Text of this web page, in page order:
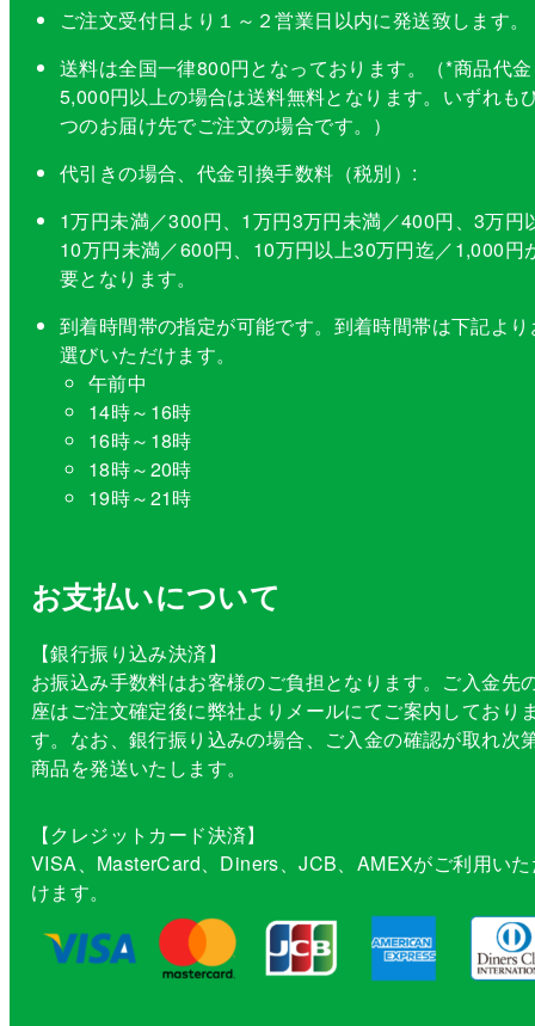
ご注文受付日より１～２営業日以内に発送致します。
送料は全国一律800円となっております。（*商品代金
5,000円以上の場合は送料無料となります。いずれも
つのお届け先でご注文の場合です。）
代引きの場合、代金引換手数料（税別）:
1万円未満／300円、1万円3万円未満／400円、3万円
10万円未満／600円、10万円以上30万円迄／1,000円
要となります。
到着時間帯の指定が可能です。到着時間帯は下記より
選びいただけます。
午前中
14時～16時
16時～18時
18時～20時
19時～21時
お支払いについて
【銀行振り込み決済】
お振込み手数料はお客様のご負担となります。ご入金先
座はご注文確定後に弊社よりメールにてご案内しており
す。なお、銀行振り込みの場合、ご入金の確認が取れ次
商品を発送いたします。
【クレジットカード決済】
VISA、MasterCard、Diners、JCB、AMEXがご利用い
けます。